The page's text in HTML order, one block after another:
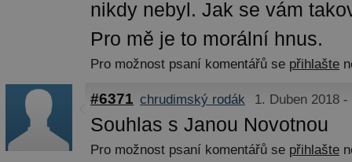
nikdy nebyl. Jak se vám
Pro mě je to morální hnus.
Pro možnost psaní komentářů se přihlašte
#6371 chrudimský rodák 1. Duben 2018 -
Souhlas s Janou Novotnou
Pro možnost psaní komentářů se přihlašte